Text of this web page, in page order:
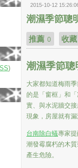
2015-10-12
潮濕季節聰
推薦 0 收藏
潮濕季節
大家都知道梅雨
的是「窗框」和
實、與水泥牆交
現象，房屋就有漏
台南除白蟻專家提
潮發霉腐朽的木
產生危險。
)